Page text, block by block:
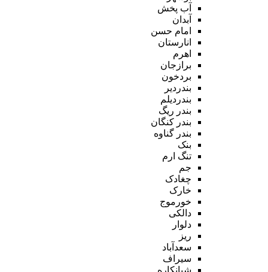
آب پخش
آبدان
امام حسن
انارستان
اهرم
برازجان
بردخون
بندردیر
بندردیلم
بندر ریگ
بندر کنگان
بندر گناوه
بنک
تنگ ارم
جم
چغادک
خارک
خورموج
دالکی
دلوار
ریز
سعدآباد
سیراف
شبانکاره